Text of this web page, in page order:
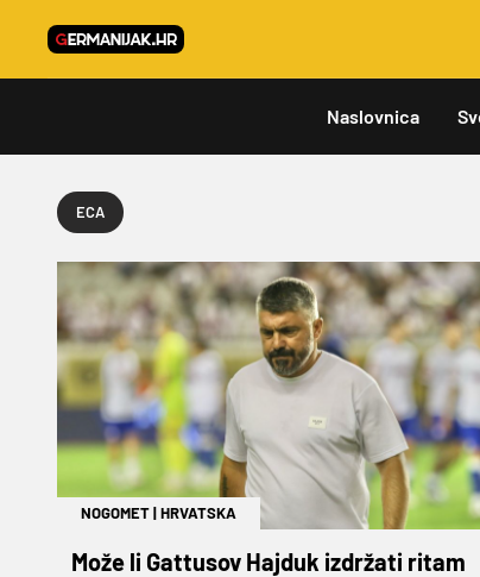
Naslovnica
ECA
NOGOMET|HRVATSKA
Može li Gattusov Hajduk izdržati ritam